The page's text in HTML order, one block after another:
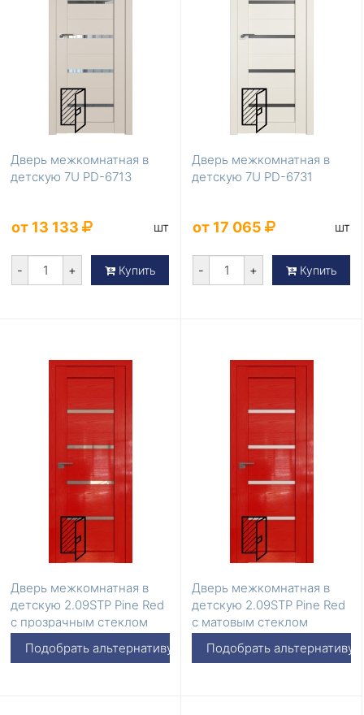
Дверь межкомнатная в
детскую 7U PD-6713
от 13 133 шт
- + Купить
Дверь межкомнатная в
детскую 7U PD-6731
от 17 065 шт
- + Купить
Дверь межкомнатная в
детскую 2.09STP Pine Red
с прозрачным стеклом
Подобрать альтернативу
Дверь межкомнатная в
детскую 2.09STP Pine Red
с матовым стеклом
Подобрать альтернативу